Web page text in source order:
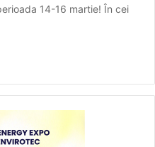
14-16 martie! În cei